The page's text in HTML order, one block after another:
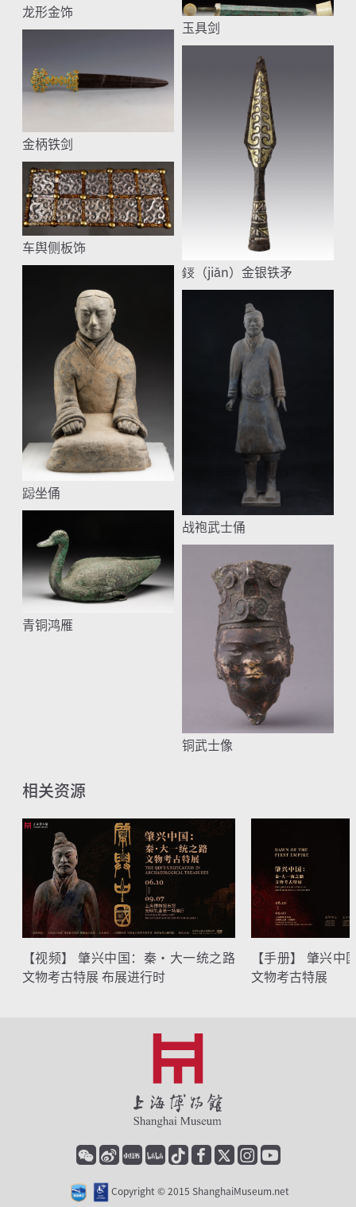
龙形金饰
玉具剑
金柄铁剑
鋄（jiǎn）金银铁矛
车舆侧板饰
跽坐俑
战袍武士俑
青铜鸿雁
铜武士像
相关资源
【视频】 肇兴中国：秦·大一统之路
文物考古特展 布展进行时
【手册】 肇兴
文物考古特展
Copyright © 2015 ShanghaiMuseum.net